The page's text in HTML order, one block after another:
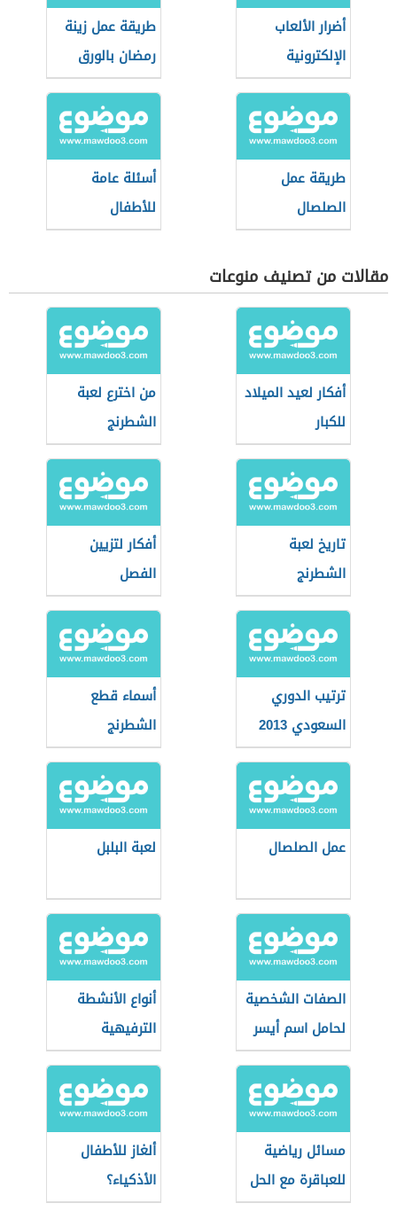
أضرار الألعاب
الإلكترونية
وفوائدها
طريقة عمل زينة
رمضان بالورق
طريقة عمل
الصلصال
أسئلة عامة
للأطفال
مقالات من تصنيف منوعات
أفكار لعيد الميلاد
للكبار
من اخترع لعبة
الشطرنج
تاريخ لعبة
الشطرنج
أفكار لتزيين
الفصل
ترتيب الدوري
السعودي 2013
أسماء قطع
الشطرنج
عمل الصلصال لعبة البلبل
الصفات الشخصية
لحامل اسم أيسر
أنواع الأنشطة
الترفيهية
مسائل رياضية
للعباقرة مع الحل
ألغاز للأطفال
الأذكياء؟